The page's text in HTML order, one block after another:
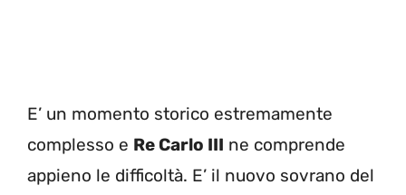
E’ un momento storico estremamente
complesso e Re Carlo III ne comprende
appieno le difficoltà. E’ il nuovo sovrano del